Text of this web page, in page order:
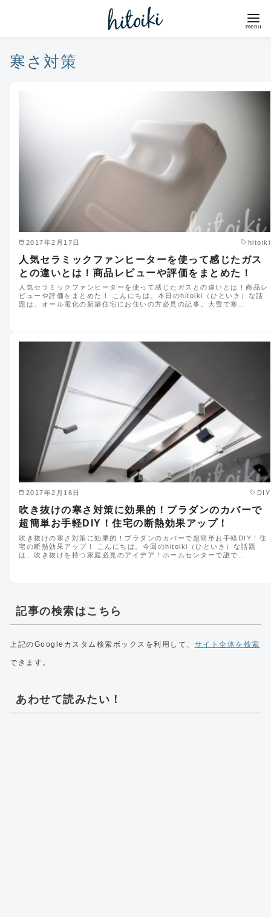
寒さ対策
2017年2月17日 hitoiki
人気セラミックファンヒーターを使って感じたガス
との違いとは！商品レビューや評価をまとめた！
人気セラミックファンヒーターを使って感じたガスとの違いとは！商品レ
ビューや評価をまとめた！ こんにちは。本日のhitoiki（ひといき）な話
題は、オール電化の新築住宅にお住いの方必見の記事。大雪で寒…
2017年2月16日 DIY
吹き抜けの寒さ対策に効果的！プラダンのカバーで
超簡単お手軽DIY！住宅の断熱効果アップ！
吹き抜けの寒さ対策に効果的！プラダンのカバーで超簡単お手軽DIY！住
宅の断熱効果アップ！ こんにちは。今回のhitoiki（ひといき）な話題
は、吹き抜けを持つ家庭必見のアイデア！ホームセンターで誰で…
記事の検索はこちら
上記のGoogleカスタム検索ボックスを利用して、 サイト全体を検索
できます。
あわせて読みたい！